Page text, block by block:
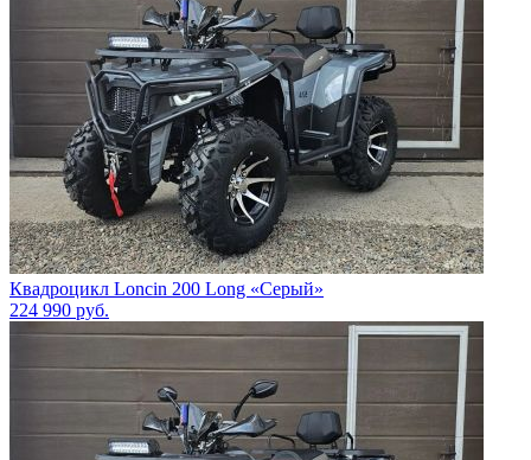
Квадроцикл Loncin 200 Long «Серый»
224 990 руб.